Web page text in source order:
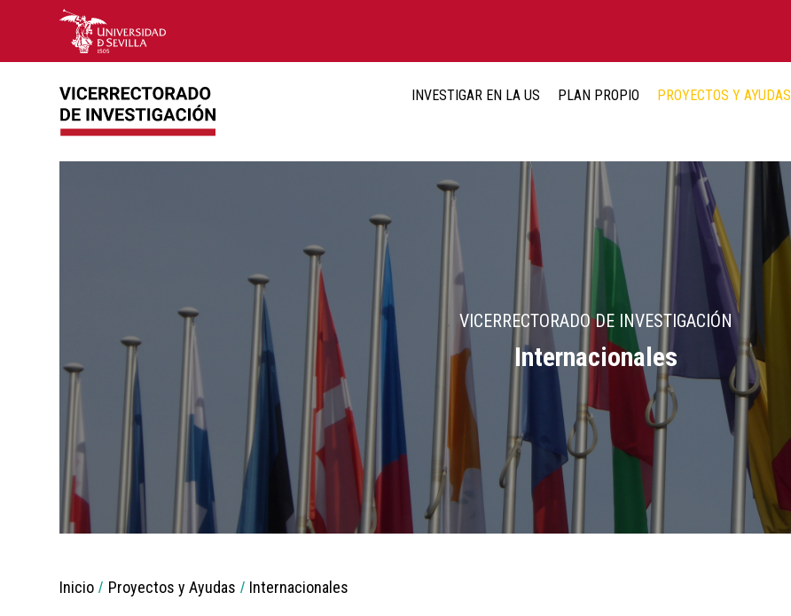
INVESTIGAR EN LA US PLAN PROPIO PROYECTOS Y AYUDAS
VICERRECTORADO DE INVESTIGACIÓN
Internacionales
Breadcrumbs
You
Inicio Proyectos y Ayudas Internacionales